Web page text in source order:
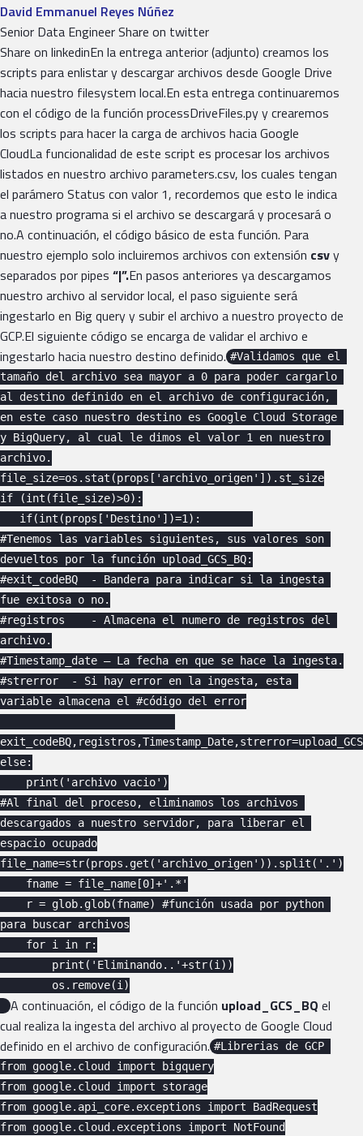
David Emmanuel Reyes Núñez
Senior Data Engineer Share on twitter
Share on linkedinEn la entrega anterior (adjunto) creamos los
scripts para enlistar y descargar archivos desde Google Drive
hacia nuestro filesystem local.En esta entrega continuaremos
con el código de la función processDriveFiles.py y crearemos
los scripts para hacer la carga de archivos hacia Google
CloudLa funcionalidad de este script es procesar los archivos
listados en nuestro archivo parameters.csv, los cuales tengan
el parámero Status con valor 1, recordemos que esto le indica
a nuestro programa si el archivo se descargará y procesará o
no.A continuación, el código básico de esta función. Para
nuestro ejemplo solo incluiremos archivos con extensión csvy
separados por pipes “|”.En pasos anteriores ya descargamos
nuestro archivo al servidor local, el paso siguiente será
ingestarlo en Big query y subir el archivo a nuestro proyecto de
GCP.El siguiente código se encarga de validar el archivo e
ingestarlo hacia nuestro destino definido. #Validamos que el
tamaño del archivo sea mayor a 0 para poder cargarlo
al destino definido en el archivo de configuración,
en este caso nuestro destino es Google Cloud Storage
y BigQuery, al cual le dimos el valor 1 en nuestro
archivo.
file_size=os.stat(props['archivo_origen']).st_size
if (int(file_size)>0):
#Tenemos las variables siguientes, sus valores son
devueltos por la función upload_GCS_BQ:
#exit_codeBQ  - Bandera para indicar si la ingesta
fue exitosa o no.
#registros    - Almacena el numero de registros del
archivo.
#Timestamp_date – La fecha en que se hace la ingesta.
#strerror  - Si hay error en la ingesta, esta
variable almacena el #código del error
else:
#Al final del proceso, eliminamos los archivos
descargados a nuestro servidor, para liberar el
espacio ocupado
file_name=str(props.get('archivo_origen')).split('.')
para buscar archivos
A continuación, el código de la función upload_GCS_BQel
cual realiza la ingesta del archivo al proyecto de Google Cloud
definido en el archivo de configuración. #Librerias de GCP
from google.cloud import bigquery
from google.cloud import storage
from google.api_core.exceptions import BadRequest
from google.cloud.exceptions import NotFound